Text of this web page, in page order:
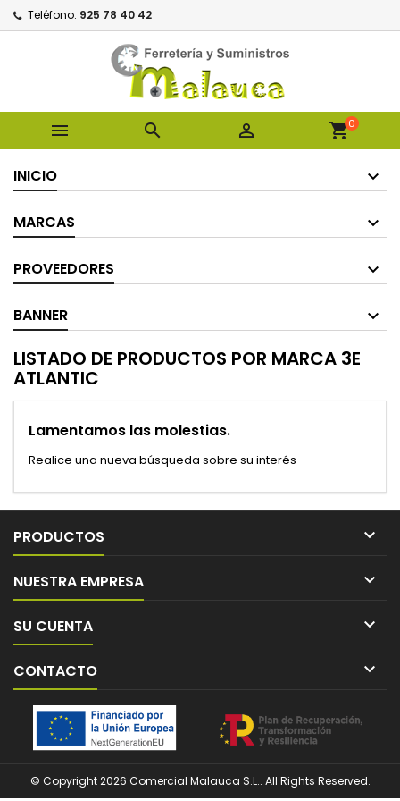
Teléfono: 925 78 40 42
   shopping_cart0
INICIO
MARCAS
PROVEEDORES
BANNER
LISTADO DE PRODUCTOS POR MARCA 3E
ATLANTIC
Lamentamos las molestias.
Realice una nueva búsqueda sobre su interés
PRODUCTOS 
NUESTRA EMPRESA 
SU CUENTA 
CONTACTO 
© Copyright 2026 Comercial Malauca S.L.. All Rights Reserved.